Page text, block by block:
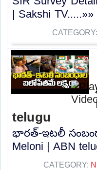
| Sakshi TV.....»»
CATEGORY:
telugu
భారత్-ఇటలీ
Meloni | ABN
CATEGORY: